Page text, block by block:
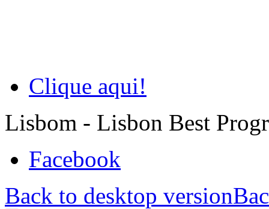
Clique aqui!
Lisbom - Lisbon Best
Facebook
Back to desktop version